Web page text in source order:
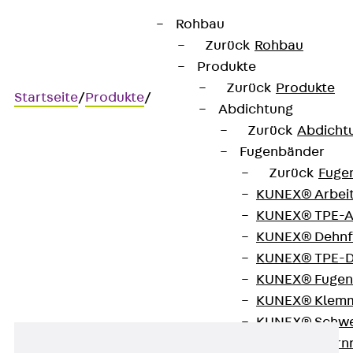
Rohbau
Zurück Rohbau
Produkte
Zurück Produkte
Abdichtung
Zurück
Fugenbänder
Zurück
KUNEX®
KUNEX®
KUNEX®
KUNEX®
KUNEX®
KUNEX®
KUNEX®
KUNEX®
Startseite/Produkte/